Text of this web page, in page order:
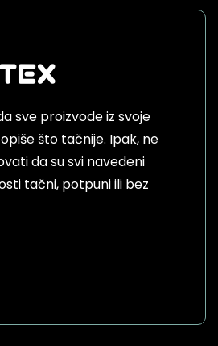
sve proizvode iz svoje
što tačnije. Ipak, ne
da su svi navedeni
tačni, potpuni ili bez